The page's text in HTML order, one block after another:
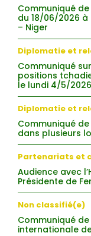
Communiqué
du 18/06/2026
– Niger
Diplomatie et
Communiqué
positions
le lundi 4/5/2026
Diplomatie et
Communiqué
dans plusieurs
Partenariats et
Audience avec
Présidente de
Non classifié(e)
Communiqué
internationale